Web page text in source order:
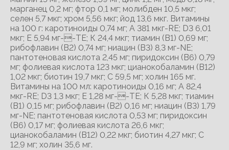
марганец 0,2 мг; фтор 0,1 мг; молибден 10,5 мкг;
селен 5,7 мкг; хром 5,56 мкг; йод 13,6 мкг. Витамины
на 100 г: каротиноиды 0,74 мг; А 381 мкг-RE; D3 6,01
мкг; Е 5,94 мг--ТЕ; К 24,4 мкг; тиамин (B1) 0,69 мг;
рибофлавин (B2) 0,74 мг; ниацин (B3) 8,3 мг-NE;
пантотеновая кислота 2,45 мг; пиридоксин (В6) 0,79
мг; фолиевая кислота 123 мкг; цианокобаламин (В12)
1,02 мкг; биотин 19,7 мкг; С 59,5 мг; холин 165 мг.
Витамины на 100 мл: каротиноиды 0,16 мг; А 82,4
мкг-RE; D3 1,3 мкг; Е 1,28 мг--ТЕ; К 5,28 мкг; тиамин
(B1) 0,15 мг; рибофлавин (B2) 0,16 мг; ниацин (B3) 1,79
мг-NE; пантотеновая кислота 0,53 мг; пиридоксин
(В6) 0,17 мг; фолиевая кислота 26,6 мкг;
цианокобаламин (В12) 0,22 мкг; биотин 4,27 мкг; С
12,9 мг; холин 35,6 мг.